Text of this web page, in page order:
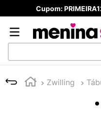
Cupom:
Zwilling
1
TÊNIS NEWS BALANCE